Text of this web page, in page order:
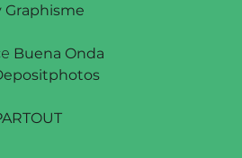
Graphisme
Buena Onda